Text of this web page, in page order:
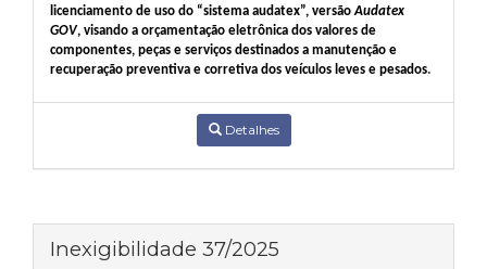
licenciamento de uso do “sistema audatex”, versãoAudatex
GOV, visando a orçamentação eletrônica dos valores de
componentes, peças e serviços destinados a manutenção e
recuperação preventiva e corretiva dos veículos leves e pesados.
Detalhes
Inexigibilidade 37/2025